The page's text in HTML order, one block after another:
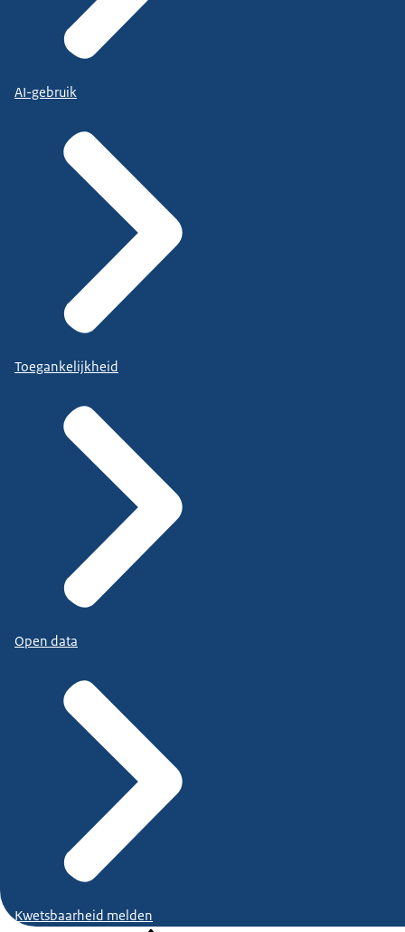
AI-gebruik
Toegankelijkheid
Open data
Kwetsbaarheid melden